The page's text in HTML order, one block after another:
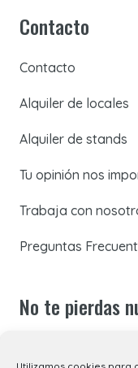
Contacto
Contacto
Alquiler de locales
Alquiler de stands
Tu opinión nos
Trabaja con
Preguntas
No te pierdas